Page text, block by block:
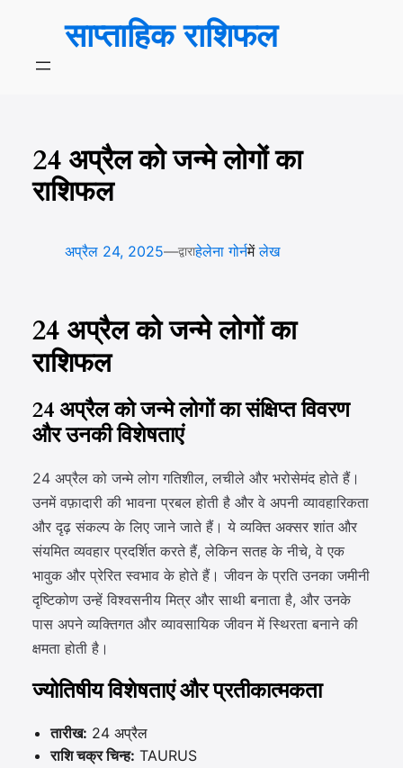
साप्ताहिक राशिफल
24 अप्रैल को जन्मे लोगों का
राशिफल
अप्रैल 24, 2025—द्वाराहेलेना गोर्नमेंलेख
24 अप्रैल को जन्मे लोगों का
राशिफल
24 अप्रैल को जन्मे लोगों का संक्षिप्त विवरण
और उनकी विशेषताएं
24 अप्रैल को जन्मे लोग गतिशील, लचीले और भरोसेमंद होते हैं।
उनमें वफ़ादारी की भावना प्रबल होती है और वे अपनी व्यावहारिकता
और दृढ़ संकल्प के लिए जाने जाते हैं। ये व्यक्ति अक्सर शांत और
संयमित व्यवहार प्रदर्शित करते हैं, लेकिन सतह के नीचे, वे एक
भावुक और प्रेरित स्वभाव के होते हैं। जीवन के प्रति उनका जमीनी
दृष्टिकोण उन्हें विश्वसनीय मित्र और साथी बनाता है, और उनके
पास अपने व्यक्तिगत और व्यावसायिक जीवन में स्थिरता बनाने की
क्षमता होती है।
ज्योतिषीय विशेषताएं और प्रतीकात्मकता
तारीख: 24 अप्रैल
राशि चक्र चिन्ह: TAURUS